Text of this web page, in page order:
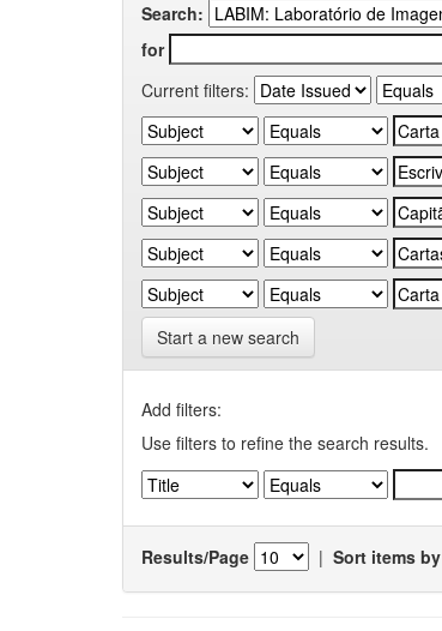
Search:
for
Current filters:
Start a new search
Add filters:
Use filters to refine the search results.
Results/Page | Sort items by